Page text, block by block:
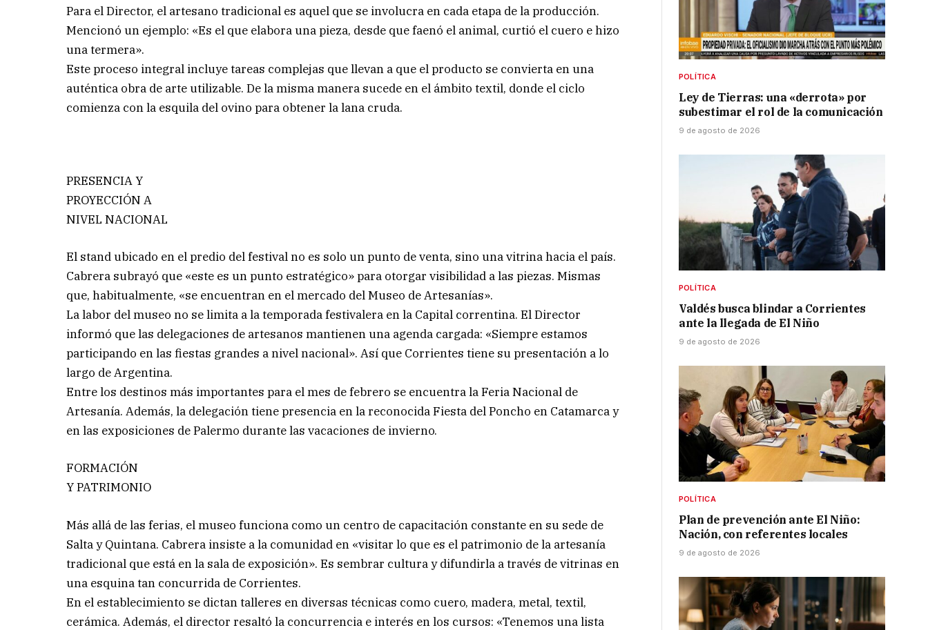
Para el Director, el artesano tradicional es aquel que se involucra en cada etapa de la producción.
Mencionó un ejemplo: «Es el que elabora una pieza, desde que faenó el animal, curtió el cuero e hizo
una termera».
Este proceso integral incluye tareas complejas que llevan a que el producto se convierta en una
auténtica obra de arte utilizable. De la misma manera sucede en el ámbito textil, donde el ciclo
comienza con la esquila del ovino para obtener la lana cruda.
PRESENCIA Y
PROYECCIÓN A
NIVEL NACIONAL
El stand ubicado en el predio del festival no es solo un punto de venta, sino una vitrina hacia el país.
Cabrera subrayó que «este es un punto estratégico» para otorgar visibilidad a las piezas. Mismas
que, habitualmente, «se encuentran en el mercado del Museo de Artesanías».
La labor del museo no se limita a la temporada festivalera en la Capital correntina. El Director
informó que las delegaciones de artesanos mantienen una agenda cargada: «Siempre estamos
participando en las fiestas grandes a nivel nacional». Así que Corrientes tiene su presentación a lo
largo de Argentina.
Entre los destinos más importantes para el mes de febrero se encuentra la Feria Nacional de
Artesanía. Además, la delegación tiene presencia en la reconocida Fiesta del Poncho en Catamarca y
en las exposiciones de Palermo durante las vacaciones de invierno.
FORMACIÓN
Y PATRIMONIO
Más allá de las ferias, el museo funciona como un centro de capacitación constante en su sede de
Salta y Quintana. Cabrera insiste a la comunidad en «visitar lo que es el patrimonio de la artesanía
tradicional que está en la sala de exposición». Es sembrar cultura y difundirla a través de vitrinas en
una esquina tan concurrida de Corrientes.
En el establecimiento se dictan talleres en diversas técnicas como cuero, madera, metal, textil,
cerámica. Además, el director resaltó la concurrencia e interés en los cursos: «Tenemos una lista
POLÍTICA
Ley de Tierras: una «derrota» por
subestimar el rol de la comunicación
9 de agosto de 2026
POLÍTICA
Valdés busca blindar a Corrientes
ante la llegada de El Niño
9 de agosto de 2026
POLÍTICA
Plan de prevención ante El Niño:
Nación, con referentes locales
9 de agosto de 2026